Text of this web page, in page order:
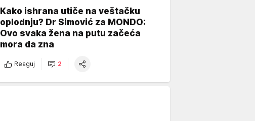
Kako ishrana utiče na veštačku
oplodnju? Dr Simović za MONDO:
Ovo svaka žena na putu začeća
mora da zna
Reaguj 2